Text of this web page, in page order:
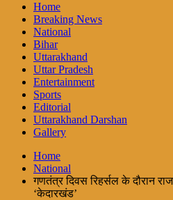
Home
Breaking News
National
Bihar
Uttarakhand
Uttar Pradesh
Entertainment
Sports
Editorial
Uttarakhand Darshan
Gallery
Home
National
गणतंत्र दिवस रिहर्सल के दौरान
‘केदारखंड’